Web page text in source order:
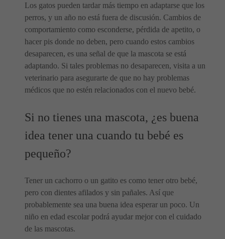
Los gatos pueden tardar más tiempo en adaptarse que los
perros, y un año no está fuera de discusión. Cambios de
comportamiento como esconderse, pérdida de apetito, o
hacer pis donde no deben, pero cuando estos cambios
desaparecen, es una señal de que la mascota se está
adaptando. Si tales problemas no desaparecen, visita a un
veterinario para asegurarte de que no hay problemas
médicos que no estén relacionados con el nuevo bebé.
Si no tienes una mascota, ¿es buena
idea tener una cuando tu bebé es
pequeño?
Tener un cachorro o un gatito es como tener otro bebé,
pero con dientes afilados y sin pañales. Así que
probablemente sea una buena idea esperar un poco. Un
niño en edad escolar podrá ayudar mejor con el cuidado
de las mascotas.